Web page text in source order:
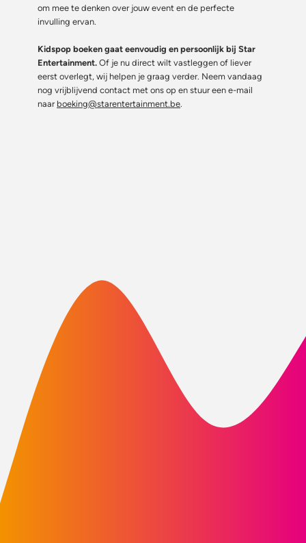
om mee te denken over jouw event en de perfecte
invulling ervan.
Kidspop boeken gaat eenvoudig en persoonlijk bij Star
Entertainment. Of je nu direct wilt vastleggen of liever
eerst overlegt, wij helpen je graag verder. Neem vandaag
nog vrijblijvend contact met ons op en stuur een e-mail
naar boeking@starentertainment.be.